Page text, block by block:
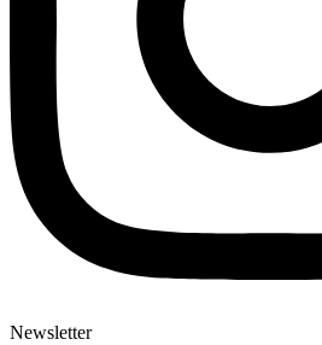
Newsletter